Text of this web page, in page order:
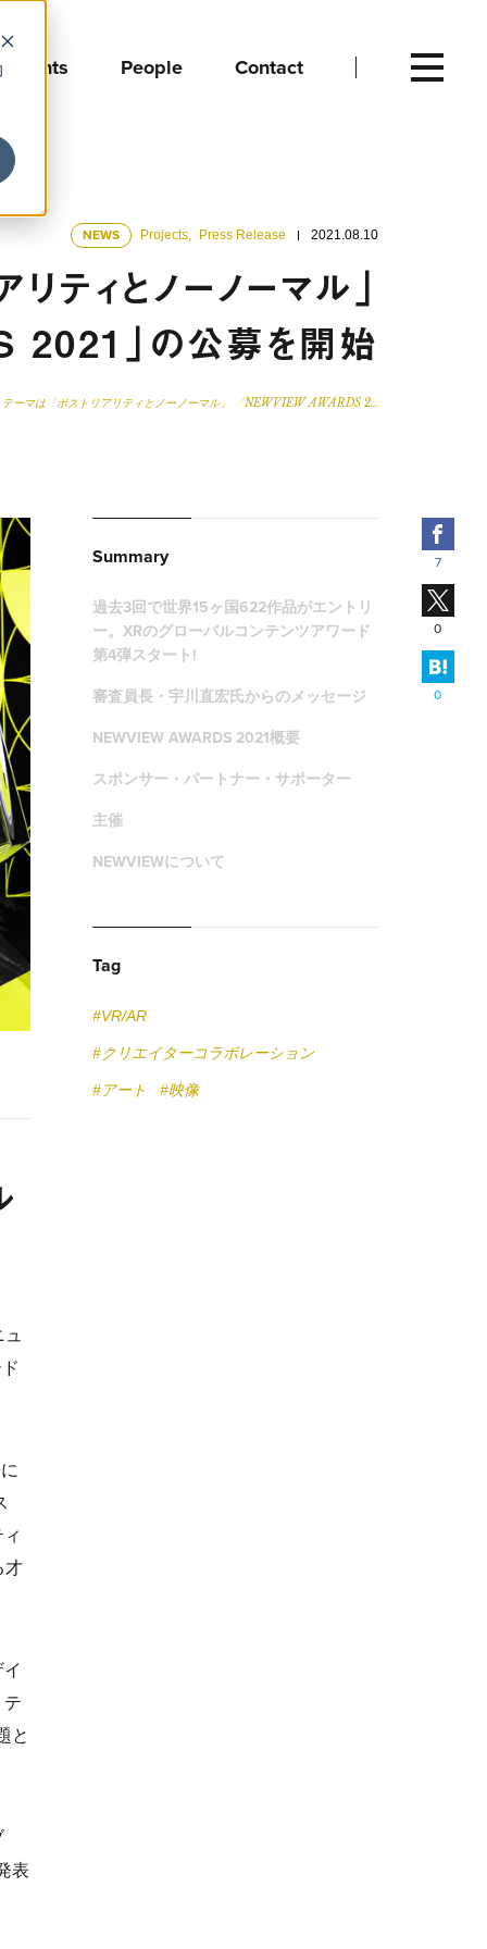
Events People Contact
NEWS Projects, Press Release 2021.08.10
ティとノーノーマル」
」の公募を開始
テーマは「ポストリアリティとノーノーマル」 「NEWVIEW AWARDS 2…
Summary
過去3回で世界15ヶ国622作品がエントリ
ー。XRのグローバルコンテンツアワード
第4弾スタート!
審査員長・宇川直宏氏からのメッセージ
NEWVIEW AWARDS 2021概要
スポンサー・パートナー・サポーター
主催
NEWVIEWについて
Tag
#VR/AR
#クリエイターコラボレーション
#アート #映像
7
0
0
才
テ
と
表